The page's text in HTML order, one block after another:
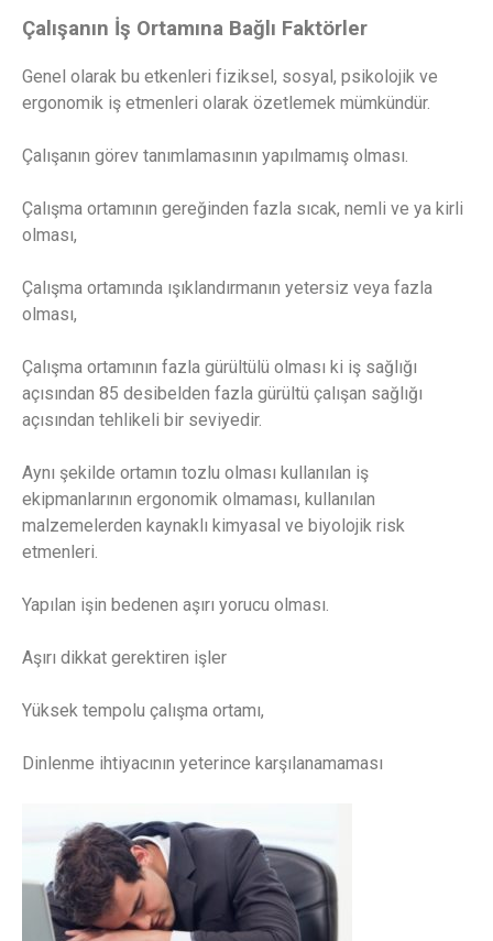
Çalışanın İş Ortamına Bağlı Faktörler
Genel olarak bu etkenleri fiziksel, sosyal, psikolojik ve
ergonomik iş etmenleri olarak özetlemek mümkündür.
Çalışanın görev tanımlamasının yapılmamış olması.
Çalışma ortamının gereğinden fazla sıcak, nemli ve ya kirli
olması,
Çalışma ortamında ışıklandırmanın yetersiz veya fazla
olması,
Çalışma ortamının fazla gürültülü olması ki iş sağlığı
açısından 85 desibelden fazla gürültü çalışan sağlığı
açısından tehlikeli bir seviyedir.
Aynı şekilde ortamın tozlu olması kullanılan iş
ekipmanlarının ergonomik olmaması, kullanılan
malzemelerden kaynaklı kimyasal ve biyolojik risk
etmenleri.
Yapılan işin bedenen aşırı yorucu olması.
Aşırı dikkat gerektiren işler
Yüksek tempolu çalışma ortamı,
Dinlenme ihtiyacının yeterince karşılanamaması